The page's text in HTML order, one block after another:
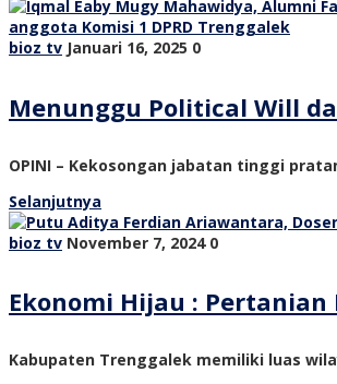
bioz tv Januari 16, 2025 0
Menunggu Political Will
OPINI – Kekosongan jabatan tinggi
Selanjutnya
bioz tv November 7, 2024 0
Ekonomi Hijau :
Kabupaten Trenggalek memiliki luas